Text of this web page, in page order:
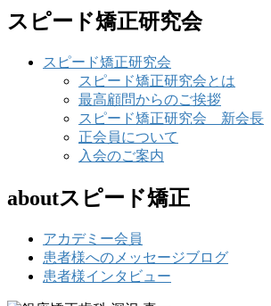
スピード矯正研究会
スピード矯正研究会
スピード矯正研究会とは
最高顧問からのご挨拶
スピード矯正研究会 新会長
正会員について
入会のご案内
aboutスピード矯正
アカデミー会員
患者様へのメッセージブログ
患者様インタビュー